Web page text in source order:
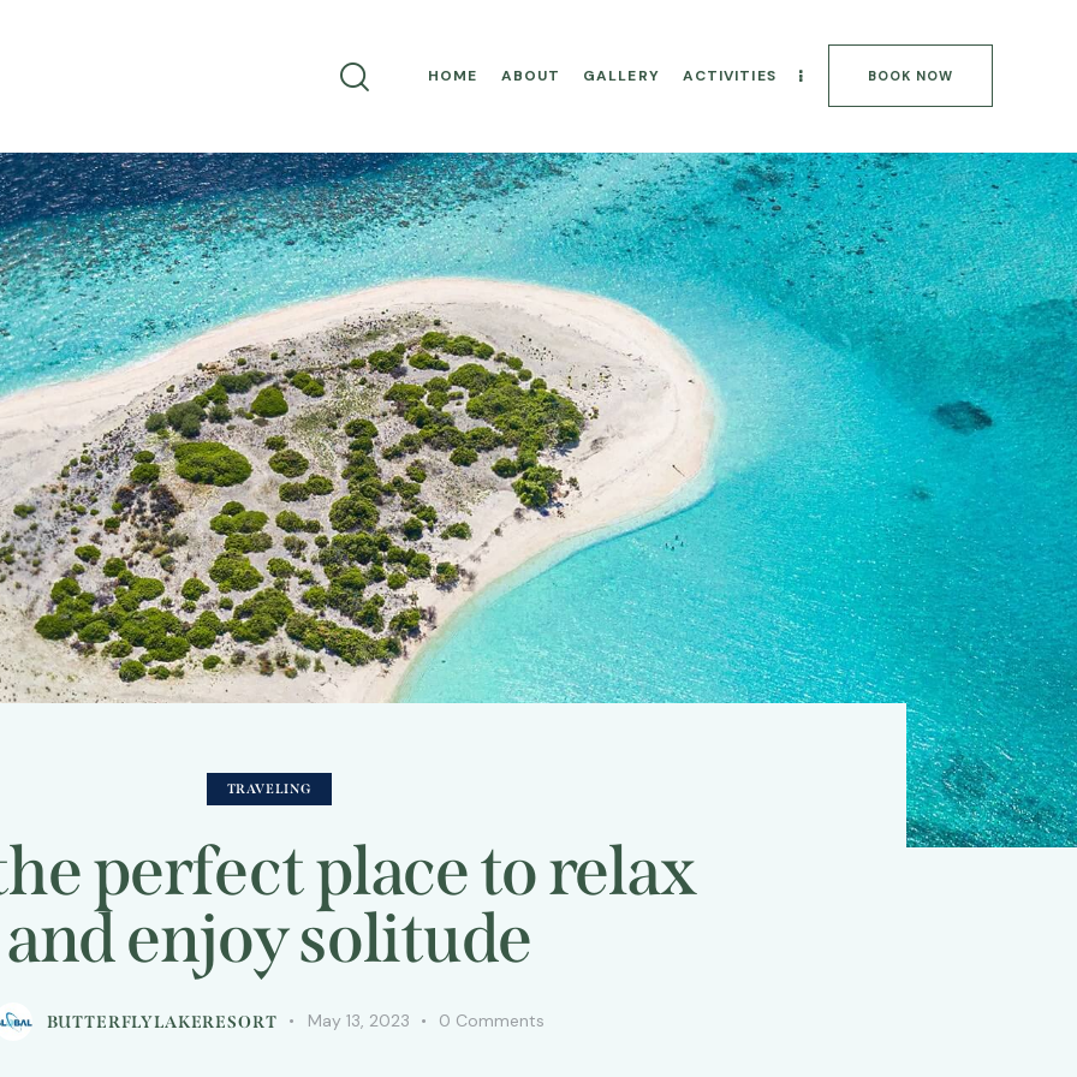
HOME ABOUT GALLERY ACTIVITIES BOOK NOW
TRAVELING
perfect place to relax
and enjoy solitude
BUTTERFLYLAKERESORT May 13, 2023 0 Comments